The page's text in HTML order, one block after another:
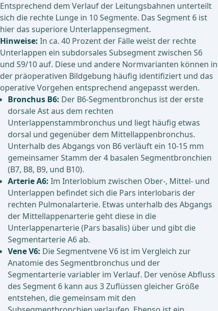
Entsprechend dem Verlauf der Leitungsbahnen unterteilt
sich die rechte Lunge in 10 Segmente. Das Segment 6 ist
hier das superiore Unterlappensegment.
Hinweise: In ca. 40 Prozent der Fälle weist der rechte
Unterlappen ein subdorsales Subsegment zwischen S6
und S9/10 auf. Diese und andere Normvarianten können in
der präoperativen Bildgebung häufig identifiziert und das
operative Vorgehen entsprechend angepasst werden.
Bronchus B6: Der B6-Segmentbronchus ist der erste
dorsale Ast aus dem rechten
Unterlappenstammbronchus und liegt häufig etwas
dorsal und gegenüber dem Mittellappenbronchus.
Unterhalb des Abgangs von B6 verläuft ein 10-15 mm
gemeinsamer Stamm der 4 basalen Segmentbronchien
(B7, B8, B9, und B10).
Arterie A6: Im Interlobium zwischen Ober-, Mittel- und
Unterlappen befindet sich die Pars interlobaris der
rechten Pulmonalarterie. Etwas unterhalb des Abgangs
der Mittellappenarterie geht diese in die
Unterlappenarterie (Pars basalis) über und gibt die
Segmentarterie A6 ab.
Vene V6: Die Segmentvene V6 ist im Vergleich zur
Anatomie des Segmentbronchus und der
Segmentarterie variabler im Verlauf. Der venöse Abfluss
des Segment 6 kann aus 3 Zuflüssen gleicher Größe
entstehen, die gemeinsam mit den